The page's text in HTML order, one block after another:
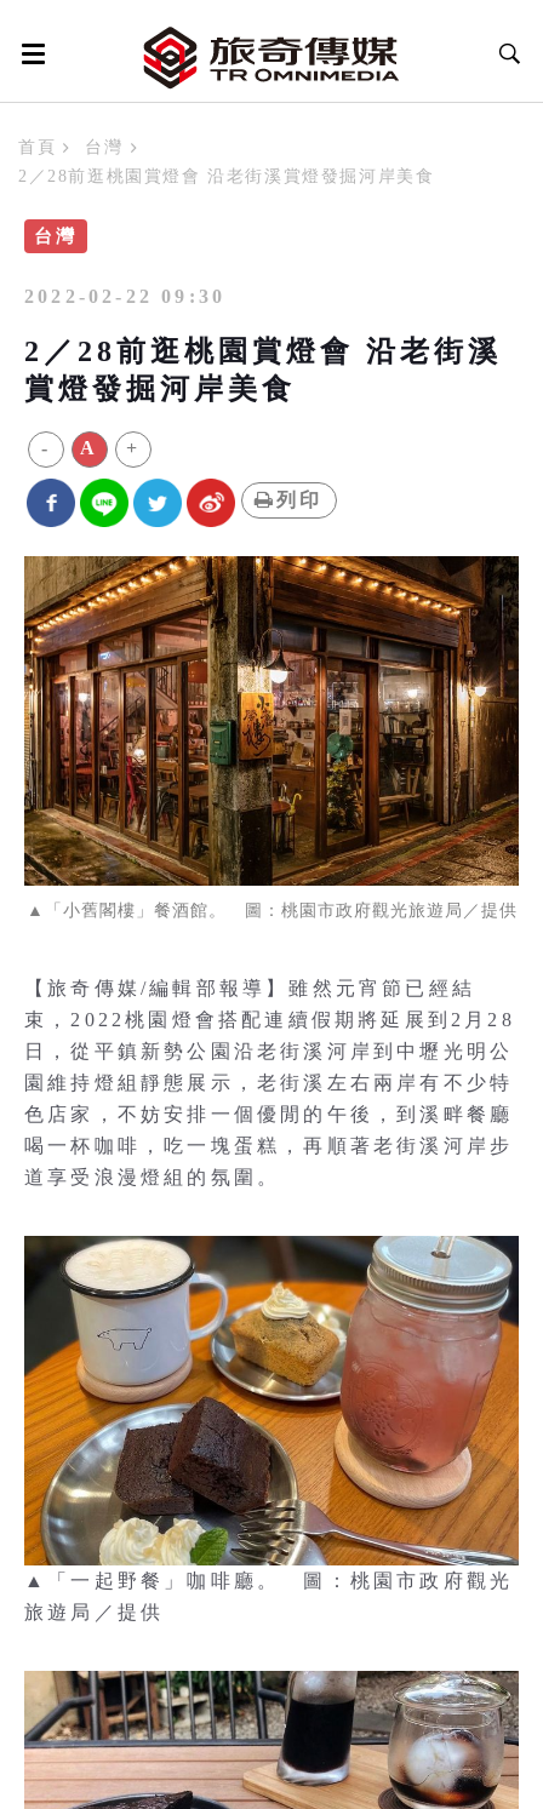
首頁
台灣
2／28前逛桃園賞燈會 沿老街溪賞燈發掘河岸美食
台灣
2022-02-22 09:30
2／28前逛桃園賞燈會 沿老街溪
賞燈發掘河岸美食
- A +
列印
▲「小舊閣樓」餐酒館。 圖：桃園市政府觀光旅遊局／提供
【旅奇傳媒/編輯部報導】雖然元宵節已經結
束，2022桃園燈會搭配連續假期將延展到2月28
日，從平鎮新勢公園沿老街溪河岸到中壢光明公
園維持燈組靜態展示，老街溪左右兩岸有不少特
色店家，不妨安排一個優閒的午後，到溪畔餐廳
喝一杯咖啡，吃一塊蛋糕，再順著老街溪河岸步
道享受浪漫燈組的氛圍。
▲「一起野餐」咖啡廳。 圖：桃園市政府觀光
旅遊局／提供